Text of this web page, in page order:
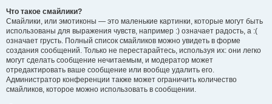
Что такое смайлики?
Смайлики, или эмотиконы — это маленькие картинки, которые могут быть
использованы для выражения чувств, например :) означает радость, а :(
означает грусть. Полный список смайликов можно увидеть в форме
создания сообщений. Только не перестарайтесь, используя их: они легко
могут сделать сообщение нечитаемым, и модератор может
отредактировать ваше сообщение или вообще удалить его.
Администратор конференции также может ограничить количество
смайликов, которое можно использовать в сообщении.